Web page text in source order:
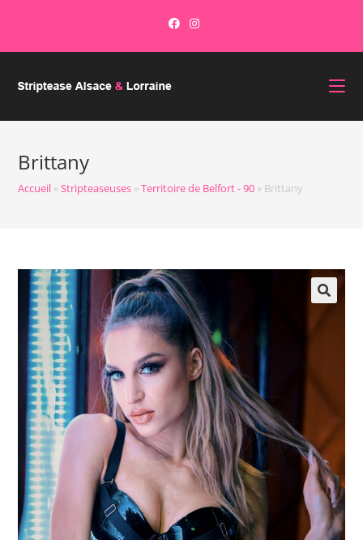
Brittany
Accueil »Stripteaseuses »Territoire de Belfort - 90 » Brittany